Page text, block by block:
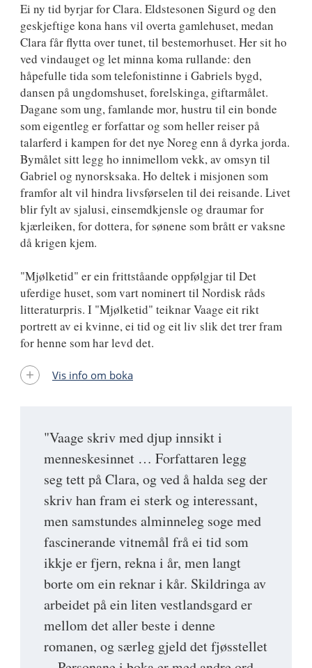
"Vaage skriv med djup innsikt i
menneskesinnet … Forfattaren legg
seg tett på Clara, og ved å halda seg der
skriv han fram ei sterk og interessant,
men samstundes alminneleg soge med
fascinerande vitnemål frå ei tid som
ikkje er fjern, rekna i år, men langt
borte om ein reknar i kår. Skildringa av
arbeidet på ein liten vestlandsgard er
mellom det aller beste i denne
romanen, og særleg gjeld det fjøsstellet
Ei ny tid byrjar for Clara. Eldstesonen Sigurd og den
geskjeftige kona hans vil overta gamlehuset, medan
Clara får flytta over tunet, til bestemorhuset. Her sit ho
ved vindauget og let minna koma rullande: den
håpefulle tida som telefonistinne i Gabriels bygd,
dansen på ungdomshuset, forelskinga, giftarmålet.
Dagane som ung, famlande mor, hustru til ein bonde
som eigentleg er forfattar og som heller reiser på
talarferd i kampen for det nye Noreg enn å dyrka jorda.
Bymålet sitt legg ho innimellom vekk, av omsyn til
Gabriel og nynorsksaka. Ho deltek i misjonen som
framfor alt vil hindra livsførselen til dei reisande. Livet
blir fylt av sjalusi, einsemdkjensle og draumar for
kjærleiken, for dottera, for sønene som brått er vaksne
då krigen kjem.
"Mjølketid" er ein frittståande oppfølgjar til Det
uferdige huset, som vart nominert til Nordisk råds
litteraturpris. I "Mjølketid" teiknar Vaage eit rikt
portrett av ei kvinne, ei tid og eit liv slik det trer fram
for henne som har levd det.
Vis info om boka